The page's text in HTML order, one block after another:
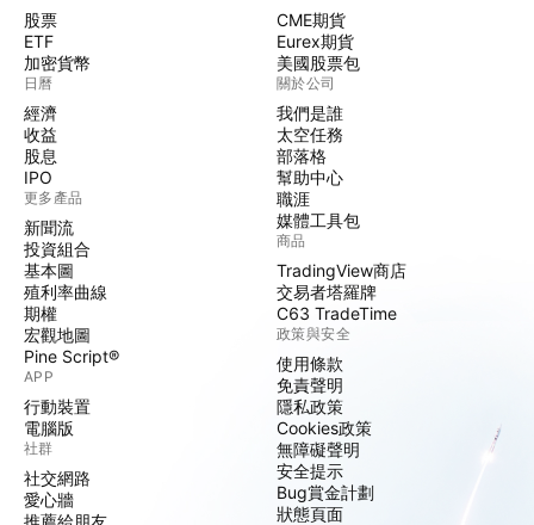
股票
ETF
加密貨幣
日曆
經濟
收益
股息
IPO
更多產品
新聞流
投資組合
基本圖
殖利率曲線
期權
宏觀地圖
Pine Script®
APP
行動裝置
電腦版
社群
社交網路
愛心牆
推薦給朋友
CME期貨
Eurex期貨
美國股票包
關於公司
我們是誰
太空任務
部落格
幫助中心
職涯
媒體工具包
商品
TradingView商店
交易者塔羅牌
C63 TradeTime
政策與安全
使用條款
免責聲明
隱私政策
Cookies政策
無障礙聲明
安全提示
Bug賞金計劃
狀態頁面